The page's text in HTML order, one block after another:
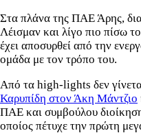
Στα πλάνα της ΠΑΕ Άρης,
Λέισμαν και λίγο πιο πίσω
έχει αποσυρθεί από την
ομάδα με τον τρόπο του.
Από τα high-lights δεν
Καρυπίδη στον Άκη Μάντζιο
ΠΑΕ και συμβούλου
οποίος πέτυχε την πρώτη